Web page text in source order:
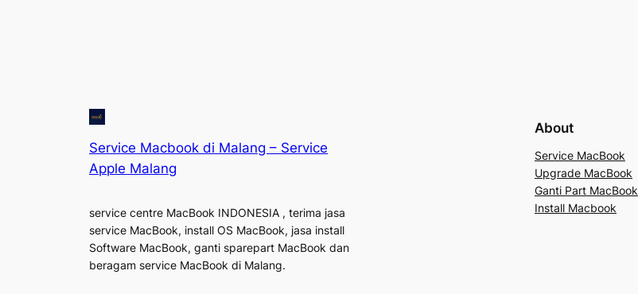
Service Macbook di Malang – Service
Apple Malang
service centre MacBook INDONESIA , terima jasa
service MacBook, install OS MacBook, jasa install
Software MacBook, ganti sparepart MacBook dan
beragam service MacBook di Malang.
About
Service MacBook
Upgrade MacBook
Ganti Part MacBook
Install Macbook